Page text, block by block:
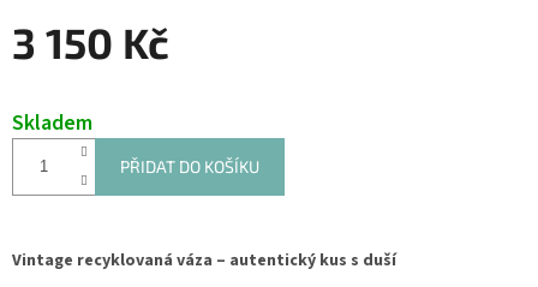
3 150 Kč
Skladem
PŘIDAT DO KOŠÍKU
Vintage recyklovaná váza – autentický kus s duší